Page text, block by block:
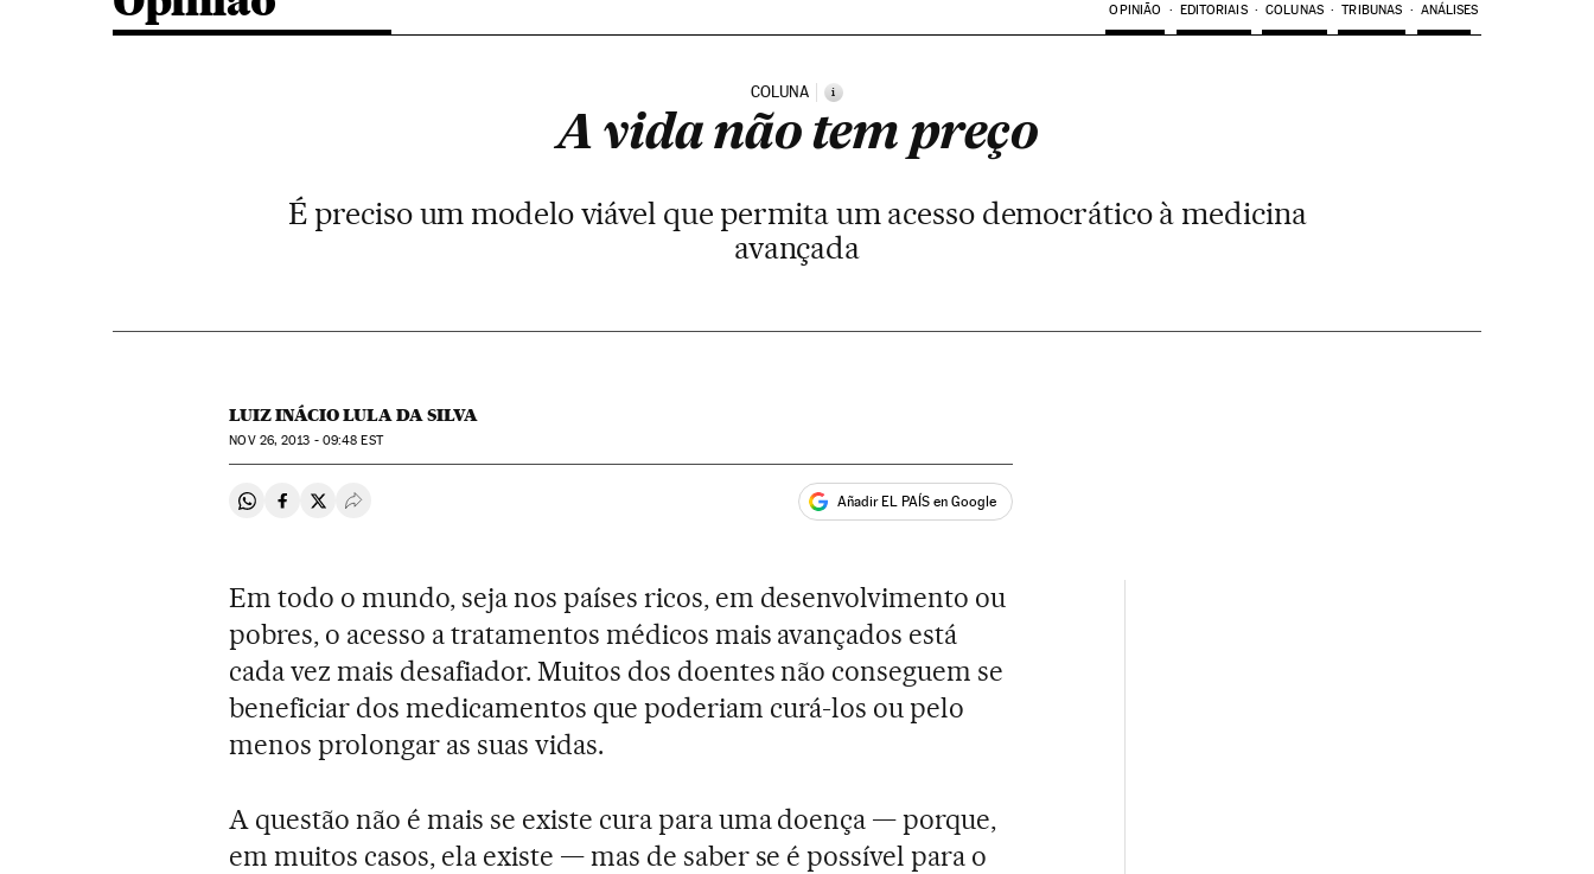
OPINIÃO EDITORIAIS COLUNAS TRIBUNAS ANÁLISES
COLUNA i
A vida não tem preço
É preciso um modelo viável que permita um acesso democrático à medicina
avançada
LUIZ INÁCIO LULA DA SILVA
NOV26, 2013 - 09:48 EST
Compartir en Whatsapp
Compartir en Facebook
Compartir en Twitter
Desplegar Redes Sociales Añadir EL PAÍS en Google
Em todo o mundo, seja nos países ricos, em desenvolvimento ou
pobres, o acesso a tratamentos médicos mais avançados está
cada vez mais desafiador. Muitos dos doentes não conseguem se
beneficiar dos medicamentos que poderiam curá-los ou pelo
menos prolongar as suas vidas.
A questão não é mais se existe cura para uma doença — porque,
em muitos casos, ela existe — mas de saber se é possível para o